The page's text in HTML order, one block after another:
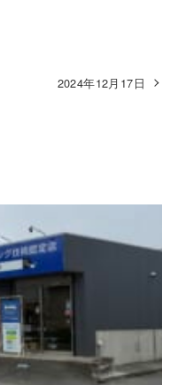
2024年12月17日